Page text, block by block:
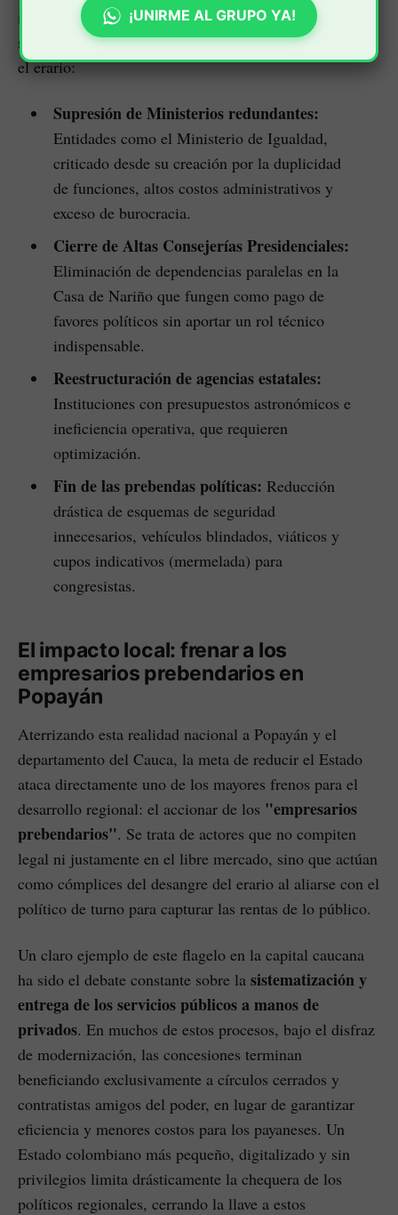
implica desmontar privilegios de la clase política y
suprimir entidades que representan un peso muerto para
el erario:
Supresión de Ministerios redundantes:
Entidades como el Ministerio de Igualdad,
criticado desde su creación por la duplicidad
de funciones, altos costos administrativos y
exceso de burocracia.
Cierre de Altas Consejerías Presidenciales:
Eliminación de dependencias paralelas en la
Casa de Nariño que fungen como pago de
favores políticos sin aportar un rol técnico
indispensable.
Reestructuración de agencias estatales:
Instituciones con presupuestos astronómicos e
ineficiencia operativa, que requieren
optimización.
Fin de las prebendas políticas: Reducción
drástica de esquemas de seguridad
innecesarios, vehículos blindados, viáticos y
cupos indicativos (mermelada) para
congresistas.
El impacto local: frenar a los
empresarios prebendarios en
Popayán
Aterrizando esta realidad nacional a Popayán y el
departamento del Cauca, la meta de reducir el Estado
ataca directamente uno de los mayores frenos para el
desarrollo regional: el accionar de los "empresarios
prebendarios". Se trata de actores que no compiten
legal ni justamente en el libre mercado, sino que actúan
como cómplices del desangre del erario al aliarse con el
político de turno para capturar las rentas de lo público.
Un claro ejemplo de este flagelo en la capital caucana
ha sido el debate constante sobre la sistematización y
entrega de los servicios públicos a manos de
privados. En muchos de estos procesos, bajo el disfraz
de modernización, las concesiones terminan
beneficiando exclusivamente a círculos cerrados y
contratistas amigos del poder, en lugar de garantizar
eficiencia y menores costos para los payaneses. Un
Estado colombiano más pequeño, digitalizado y sin
privilegios limita drásticamente la chequera de los
políticos regionales, cerrando la llave a estos
¡UNIRME AL GRUPO YA!